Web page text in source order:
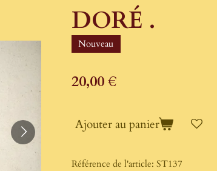
DORÉ .
Nouveau
20,00 €
Ajouter au panier
Référence de l'article: ST137